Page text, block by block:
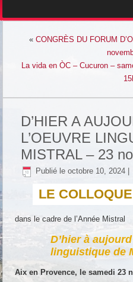
« CONGRÈS DU FORUM
La vida en ÒC – Cucuron –
D’HIER A
L’OEUVRE
MISTRAL – 23
Publié le octobre 10, 2024
LE
dans le cadre de l’Année Mistral
D’hier à
linguistique de
Aix en Provence, le samedi 23